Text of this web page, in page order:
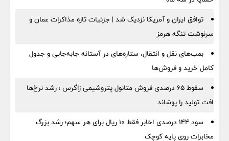
توافق ایران و آمریکا نزدیک شد | جزئیات تازه مذاکرات عمان و
سرنوشت تنگه هرمز
بمب‌های نقل و انتقال، ستاره‌های در آستانه جابه‌جایی و جدول
کامل خرید و فروش‌ها
سقوط ۶۵ درصدی فروش متانول پتروشیمی زاگرس ؛ رشد نرخ‌ها
افت تولید را پوشاند
سود ۱۴۴ درصدی اخابر فقط ۱۰ ریال برای هر سهم؛ رشد بزرگ
مخابرات روی پایه کوچک